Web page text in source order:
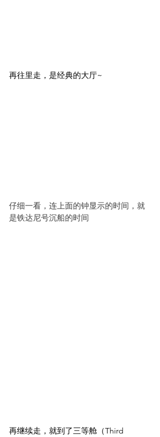
再往里走，是经典的大厅~
仔细一看，连上面的钟显示的时间，就
是铁达尼号沉船的时间
再继续走，就到了三等舱（Third